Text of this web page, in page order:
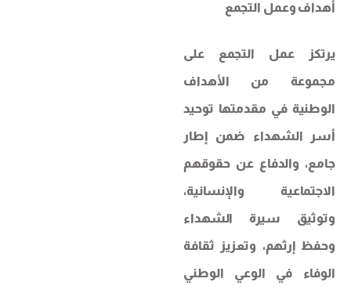
أهداف وعمل التجمع
يرتكز عمل التجمع على
مجموعة من الأهداف
الوطنية في مقدمتها توحيد
أسر الشهداء ضمن إطار
جامع، والدفاع عن حقوقهم
الاجتماعية والإنسانية،
وتوثيق سيرة الشهداء
وحفظ إرثهم، وتعزيز ثقافة
الوفاء في الوعي الوطني